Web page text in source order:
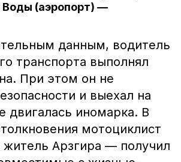
(аэропорт) —
данным, водитель
транспорта выполнял
При этом он не
и выехал на
двигалась иномарка. В
мотоциклист
Арзгира — получил